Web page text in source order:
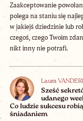
Zaakceptowanie
polega na staniu się
w jakiejś dziedzinie lub
czegoś, czego Twoim
nikt inny nie potrafi.
Laura
Sześć
udanego
Co ludzie sukcesu
śniadaniem